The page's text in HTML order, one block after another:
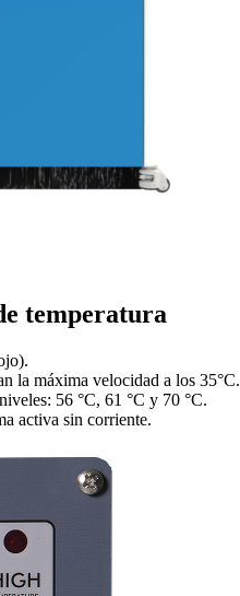
temperatura
la máxima velocidad a los 35°C.
56 °C, 61 °C y 70 °C.
activa sin corriente.